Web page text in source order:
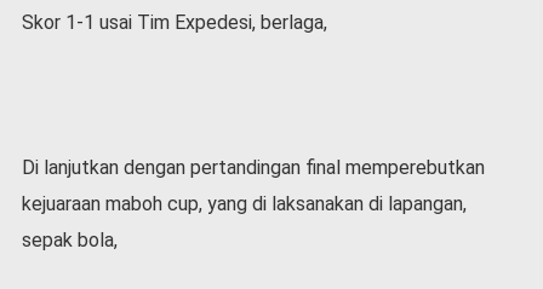
i
a
h
r
a
Skor 1-1 usai Tim Expedesi, berlaga,
Di lanjutkan dengan pertandingan final memperebutkan
kejuaraan maboh cup, yang di laksanakan di lapangan,
sepak bola,